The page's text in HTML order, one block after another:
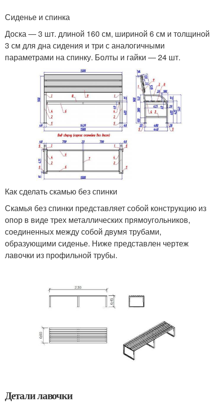
Сиденье и спинка
Доска ― 3 шт. длиной 160 см, шириной 6 см и толщиной
3 см для дна сидения и три с аналогичными
параметрами на спинку. Болты и гайки ― 24 шт.
Как сделать скамью без спинки
Скамья без спинки представляет собой конструкцию из
опор в виде трех металлических прямоугольников,
соединенных между собой двумя трубами,
образующими сиденье. Ниже представлен чертеж
лавочки из профильной трубы.
Детали лавочки